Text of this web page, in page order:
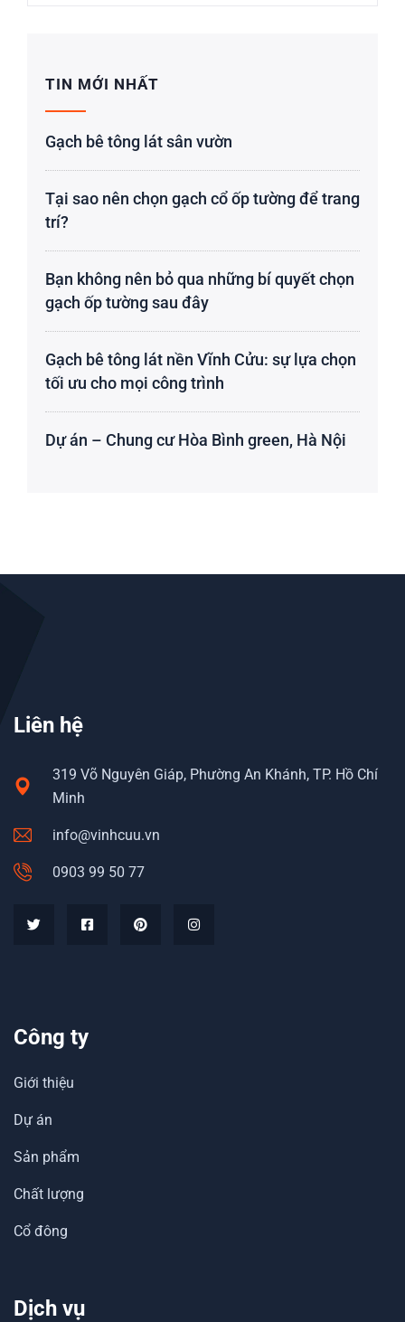
TIN MỚI NHẤT
Gạch bê tông lát sân vườn
Tại sao nên chọn gạch cổ ốp tường để trang
trí?
Bạn không nên bỏ qua những bí quyết chọn
gạch ốp tường sau đây
Gạch bê tông lát nền Vĩnh Cửu: sự lựa chọn
tối ưu cho mọi công trình
Dự án – Chung cư Hòa Bình green, Hà Nội
Liên hệ
319 Võ Nguyên Giáp, Phường An Khánh, TP. Hồ Chí
Minh
info@vinhcuu.vn
0903 99 50 77
Công ty
Giới thiệu
Dự án
Sản phẩm
Chất lượng
Cổ đông
Dịch vụ